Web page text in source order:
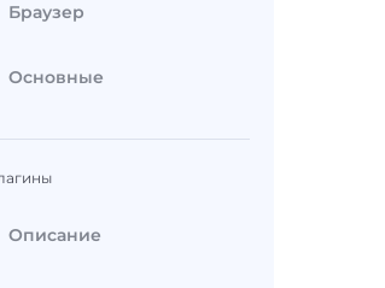
Браузер
Основные
Описание